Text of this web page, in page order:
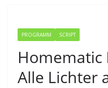
PROGRAMM SCRIPT
Homematic
Alle Lichter